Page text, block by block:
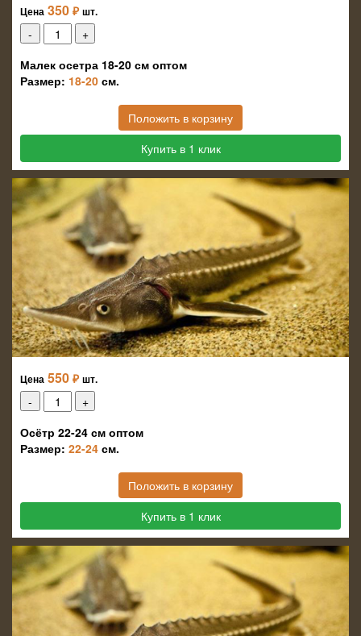
Цена 350 ₽ шт.
Малек осетра 18-20 см оптом
Размер: 18-20 см.
Положить в корзину
Купить в 1 клик
Цена 550 ₽ шт.
Осётр 22-24 см оптом
Размер: 22-24 см.
Положить в корзину
Купить в 1 клик